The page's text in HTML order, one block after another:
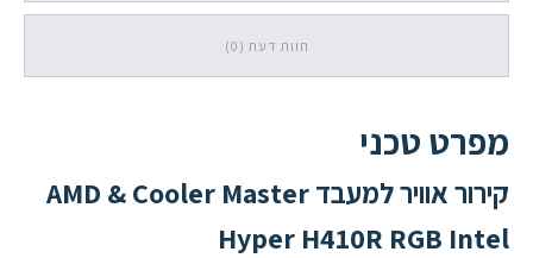
חוות דעת (0)
מפרט טכני
קירור אוויר למעבד AMD & Cooler Master
Hyper H410R RGB Intel